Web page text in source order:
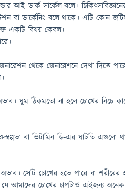
আই ডার্ক সার্কেল বলে।
বা ডার্কেনিং বলে থাকে। এটি কোন
একটি বিষয় কেবল।
থেকে জেনারেশনে দেখা দিতে
ঘুম ঠিকমতো না হলে চোখের নিচে
বা ভিটামিন ডি-এর ঘাটতি এগুলো
অভাব। সেটি চোখের হতে পারে বা
আমাদের চোখের চাপটাও এইজন্য